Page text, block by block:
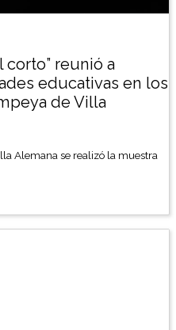
corto” reunió a
educativas en los
de Villa
Alemana se realizó la muestra